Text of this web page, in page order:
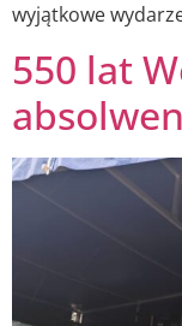
wyjątkowe
550 lat